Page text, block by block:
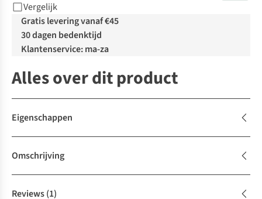
Vergelijk
Gratis levering vanaf €45
30 dagen bedenktijd
Klantenservice: ma-za
Alles over dit product
Eigenschappen
Omschrijving
Reviews(1)